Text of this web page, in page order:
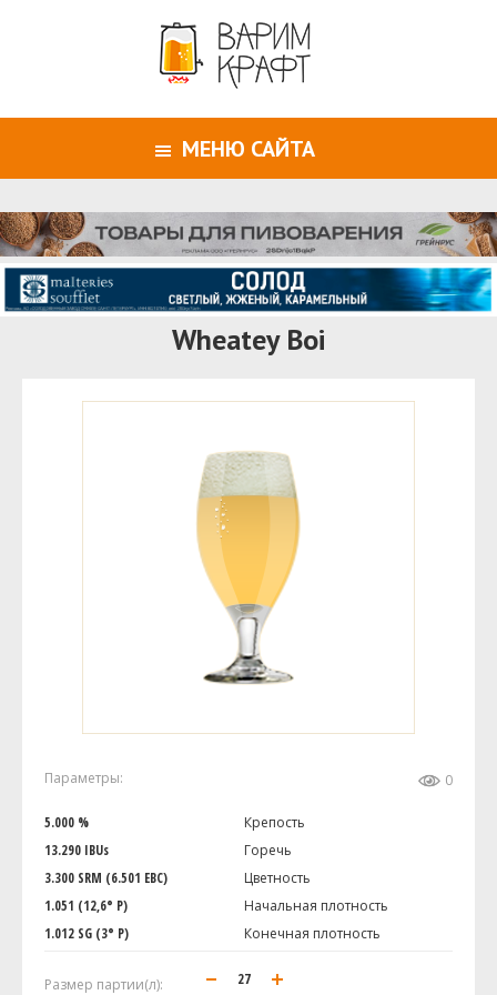
МЕНЮ САЙТА
Wheatey Boi
Параметры: 0
5.000 %
Крепость
13.290 IBUs
Горечь
3.300 SRM (6.501 EBC)
Цветность
1.051 (12,6° P)
Начальная плотность
1.012 SG (3° P)
Конечная плотность
Размер партии(л):